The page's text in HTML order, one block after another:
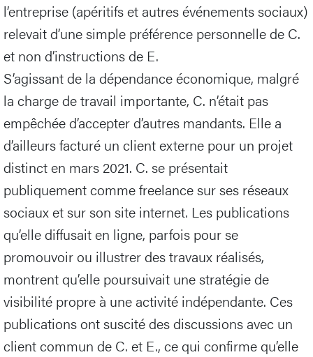
l’entreprise (apéritifs et autres événements sociaux)
relevait d’une simple préférence personnelle de C.
et non d’instructions de E.
S’agissant de la dépendance économique, malgré
la charge de travail importante, C. n’était pas
empêchée d’accepter d’autres mandants. Elle a
d’ailleurs facturé un client externe pour un projet
distinct en mars 2021. C. se présentait
publiquement comme freelance sur ses réseaux
sociaux et sur son site internet. Les publications
qu’elle diffusait en ligne, parfois pour se
promouvoir ou illustrer des travaux réalisés,
montrent qu’elle poursuivait une stratégie de
visibilité propre à une activité indépendante. Ces
publications ont suscité des discussions avec un
client commun de C. et E., ce qui confirme qu’elle